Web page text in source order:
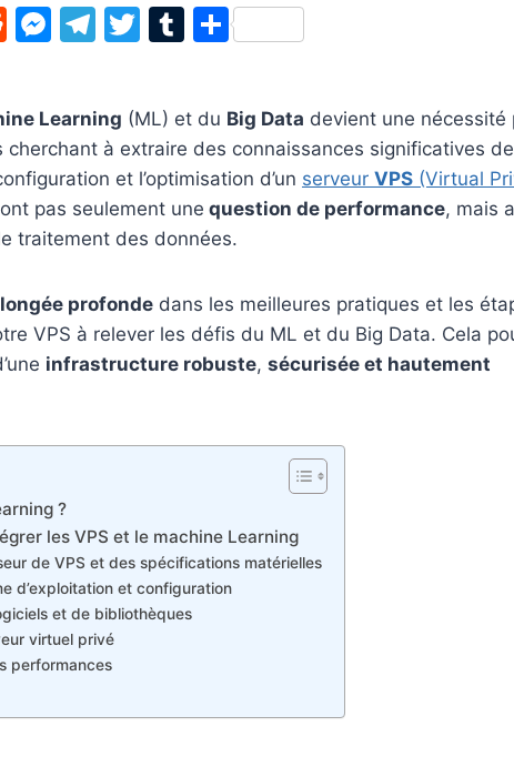
R
di
t
M
s
e
n
g
T
gr
a
m
T
er
T
bl
r
P
g
er
Learning (ML) et du Big Data devient une nécessité
cherchant à extraire des connaissances significatives
et l’optimisation d’un serveur VPS (Virtual
pas seulement une question de performance, mais
traitement des données.
profonde dans les meilleures pratiques et les
VPS à relever les défis du ML et du Big Data. Cela
infrastructure robuste, sécurisée et hautement
?
les VPS et le machine Learning
de VPS et des spécifications matérielles
d’exploitation et configuration
et de bibliothèques
virtuel privé
performances